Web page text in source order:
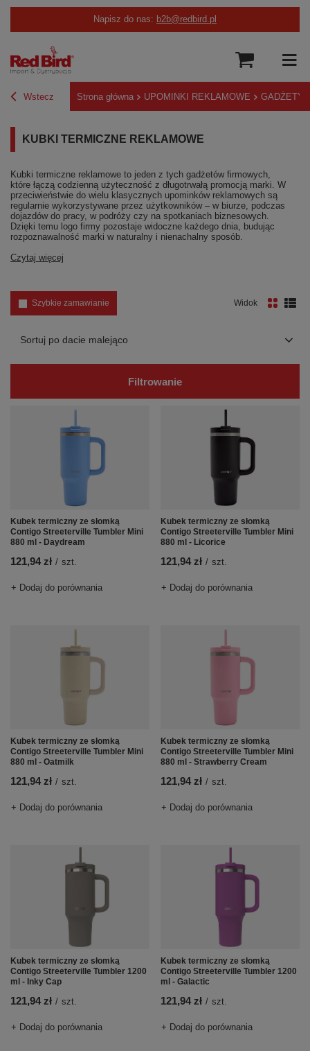
Napisz do nas: b2b@redbird.pl
Wstecz Strona główna UPOMINKI REKLAMOWE GADŻETY
KUBKI TERMICZNE REKLAMOWE
Kubki termiczne reklamowe to jeden z tych gadżetów firmowych,
które łączą codzienną użyteczność z długotrwałą promocją marki. W
przeciwieństwie do wielu klasycznych upominków reklamowych są
regularnie wykorzystywane przez użytkowników – w biurze, podczas
dojazdów do pracy, w podróży czy na spotkaniach biznesowych.
Dzięki temu logo firmy pozostaje widoczne każdego dnia, budując
rozpoznawalność marki w naturalny i nienachalny sposób.
Czytaj więcej
Szybkie zamawianie
Zmień sortowanie
Sortuj po dacie malejąco
Widok
Filtrowanie
Kubek termiczny ze słomką
Contigo Streeterville Tumbler Mini
880 ml - Daydream
121,94 zł / szt.
+ Dodaj do porównania
Kubek termiczny ze słomką
Contigo Streeterville Tumbler Mini
880 ml - Licorice
121,94 zł / szt.
+ Dodaj do porównania
Kubek termiczny ze słomką
Contigo Streeterville Tumbler Mini
880 ml - Oatmilk
121,94 zł / szt.
+ Dodaj do porównania
Kubek termiczny ze słomką
Contigo Streeterville Tumbler Mini
880 ml - Strawberry Cream
121,94 zł / szt.
+ Dodaj do porównania
Kubek termiczny ze słomką
Contigo Streeterville Tumbler 1200
ml - Inky Cap
121,94 zł / szt.
+ Dodaj do porównania
Kubek termiczny ze słomką
Contigo Streeterville Tumbler 1200
ml - Galactic
121,94 zł / szt.
+ Dodaj do porównania